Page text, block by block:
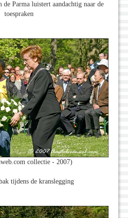
de Parma luistert aandachtig naar de
toespraken
collectie - 2007)
tijdens de kranslegging